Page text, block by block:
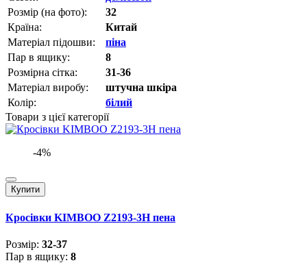
Розмір (на фото):
32
Країна:
Китай
Матеріал підошви:
піна
Пар в ящику:
8
Розмірна сітка:
31-36
Матеріал виробу:
штучна шкіра
Колір:
білий
Товари з цієї категорії
-4%
Купити
Кросівки KIMBOO Z2193-3H пена
Розмiр: 32-37
Пар в ящику: 8